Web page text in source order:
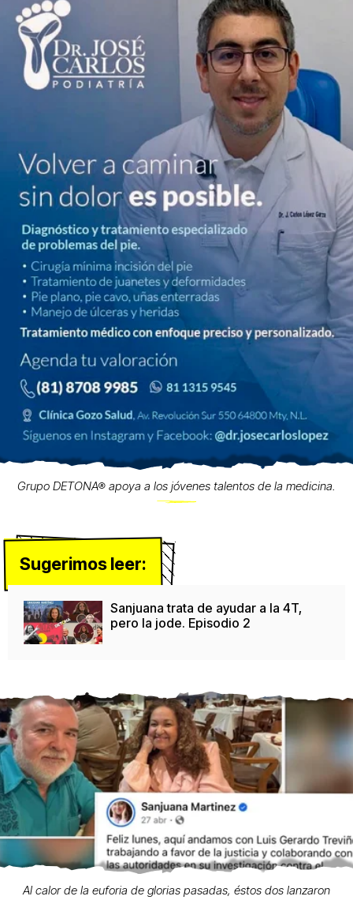
Grupo DETONA® apoya a los jóvenes talentos de la medicina.
Sugerimos leer:
Sanjuana trata de ayudar a la 4T,
pero la jode. Episodio 2
Al calor de la euforia de glorias pasadas, éstos dos lanzaron